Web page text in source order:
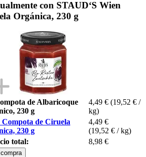
con STAUD‘S Wien
Orgánica, 230 g
de Albaricoque
230 g
4,49 € (19,52 € /
kg)
de Ciruela
230 g
4,49 €
(19,52 € / kg)
total:
8,98 €